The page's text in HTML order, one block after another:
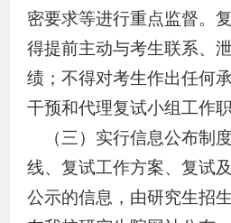
密要求等进行重点监督。
得提前主动与考生联系、
绩；不得对考生作出任何
干预和代理复试小组工作职
（三）实行信息公布制度
线、复试工作方案、复试
公示的信息，由研究生招